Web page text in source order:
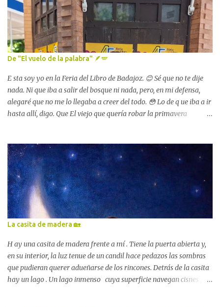
sueño; y desde entonces me ha sido imposible despertar. » Mi
sueño empezó en un paraje húmedo, pantanoso y cubierto de
cañas, bajo un cielo gris y otoñal, con un abrupto acantilado de
roca cubierta de líquenes, al norte. Impulsado por una vaga
curiosidad, subí por una grieta o hendidura de dicho precipicio,
abrían las negras bocas de numerosas madrigueras que se
adentraban en las profundidades de la meseta rocosa. »En varios
lug...
De "El vuelo de la palabra" 🪶🪽
E sta soy yo en la Feria del Libro de Badajoz. 😊 Sé que no te dije
nada. Ni que iba a salir del bosque ni nada, pero, en mi defensa,
alegaré que no me lo llegaba a creer del todo. 😳 Lo de q ue iba a ir
hasta allí, digo. Que El viejo que quería robar la primavera
poesía y el cuento en Extremadura en 2026 Lola Pérez García, "El
viejo que quería robar la primavera" Mira, aquí estoy sentada
junto a mis compañeros de El vuelo de la palabra . La poesía y el
cuento en Extremadura en 2026 . Mis compañeros del librito y yo
junto al alcalde de la ciudad y el concejal de cultura Fue muy
bonito estar allí. Los árboles del parque de San Francisco hicieron
mucho más llevadera mi saudade de la casita y del lago . Y del
Parque de San Francisco, Badajoz Badajoz estaba radiante. Sus
calles tan viejit...
La casita de madera 🏡
H ay una casita de madera frente a mí . Tiene la puerta abierta y,
en su interior, la luz tenue de un candil hace pedazos las sombras
que pudieran querer adueñarse de los rincones. Detrás de la casita
hay un lago . Un lago inmenso cuya superficie navegan cisnes ,